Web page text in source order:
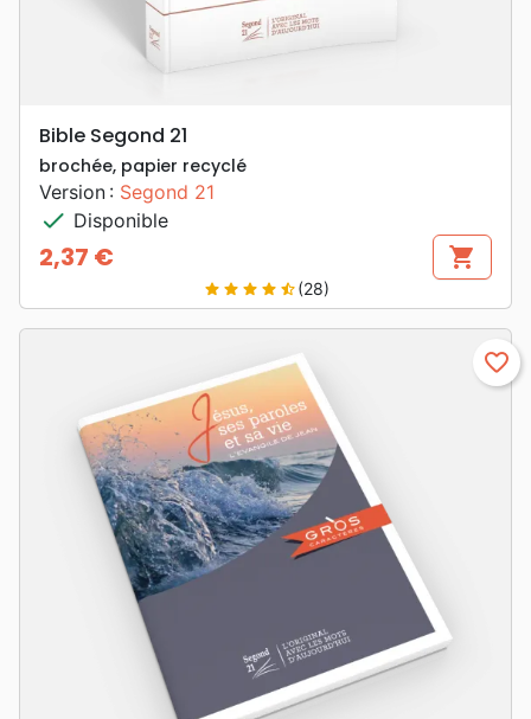
Bible Segond 21
brochée, papier recyclé
Version : Segond 21
check Disponible
Prix
2,37 € shopping_cart
star star star star star_half(28)
favorite_border